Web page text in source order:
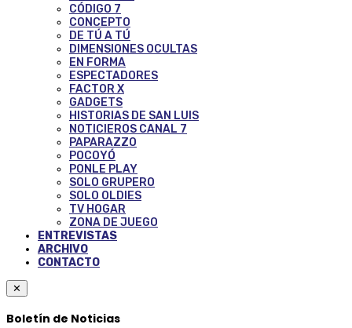
CÓDIGO 7
CONCEPTO
DE TÚ A TÚ
DIMENSIONES OCULTAS
EN FORMA
ESPECTADORES
FACTOR X
GADGETS
HISTORIAS DE SAN LUIS
NOTICIEROS CANAL 7
PAPARAZZO
POCOYÓ
PONLE PLAY
SOLO GRUPERO
SOLO OLDIES
TV HOGAR
ZONA DE JUEGO
ENTREVISTAS
ARCHIVO
CONTACTO
✕
Boletín de Noticias